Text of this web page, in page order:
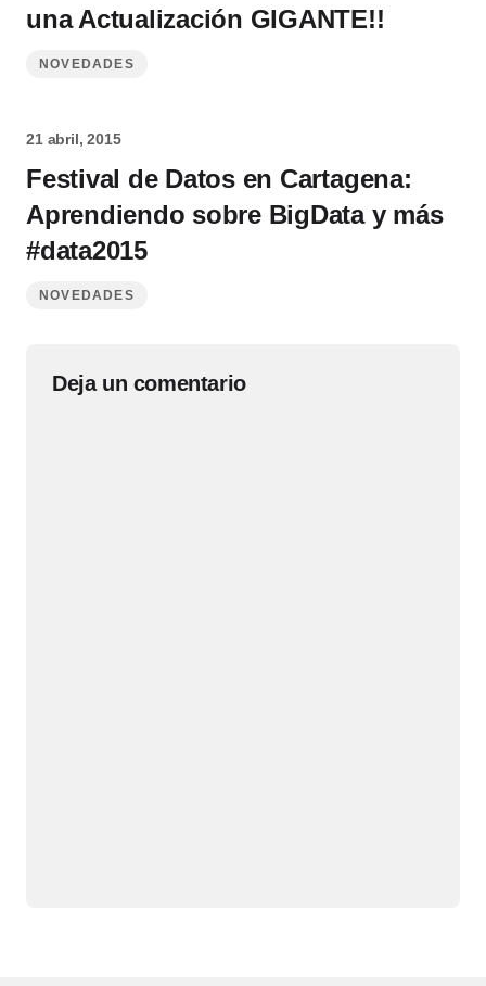
una Actualización GIGANTE!!
NOVEDADES
21 abril, 2015
Festival de Datos en Cartagena:
Aprendiendo sobre BigData y más
#data2015
NOVEDADES
Deja un comentario